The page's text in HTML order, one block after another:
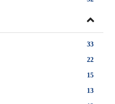
33
22
15
13